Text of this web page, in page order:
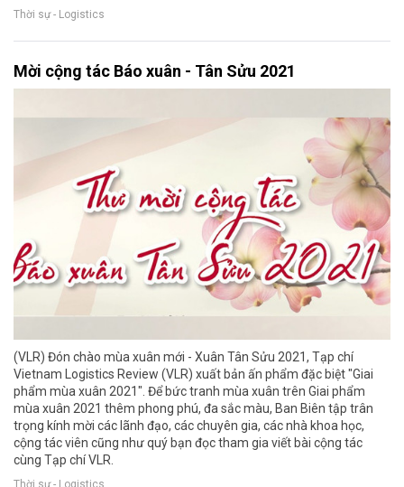
Thời sự - Logistics
Mời cộng tác Báo xuân - Tân Sửu 2021
(VLR) Đón chào mùa xuân mới - Xuân Tân Sửu 2021, Tạp chí
Vietnam Logistics Review (VLR) xuất bản ấn phẩm đặc biệt "Giai
phẩm mùa xuân 2021". Để bức tranh mùa xuân trên Giai phẩm
mùa xuân 2021 thêm phong phú, đa sắc màu, Ban Biên tập trân
trọng kính mời các lãnh đạo, các chuyên gia, các nhà khoa học,
cộng tác viên cũng như quý bạn đọc tham gia viết bài cộng tác
cùng Tạp chí VLR.